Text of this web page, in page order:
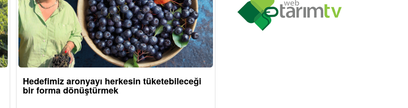
Hedefimiz aronyayı herkesin tüketebileceği
bir forma dönüştürmek